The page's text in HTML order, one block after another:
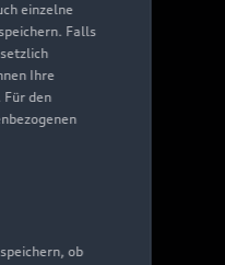
einzelne
Falls
Ihre
den
ob